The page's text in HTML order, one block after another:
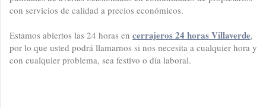
con servicios de calidad a precios económicos.
Estamos abiertos las 24 horas en cerrajeros 24 horas Villaverde,
por lo que usted podrá llamarnos si nos necesita a cualquier hora y
con cualquier problema, sea festivo o día laboral.